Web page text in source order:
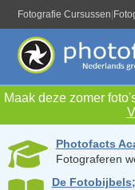
Fotografie Cursussen
Maak deze zomer
Photofacts
Fotograferen
De